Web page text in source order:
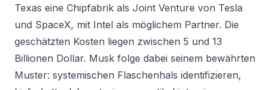
Texas eine Chipfabrik als Joint Venture von Tesla
und SpaceX, mit Intel als möglichem Partner. Die
geschätzten Kosten liegen zwischen 5 und 13
Billionen Dollar. Musk folge dabei seinem bewährten
Muster: systemischen Flaschenhals identifizieren,